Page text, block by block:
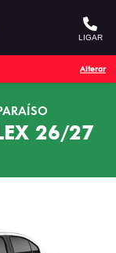
LIGAR
Alterar
26/27